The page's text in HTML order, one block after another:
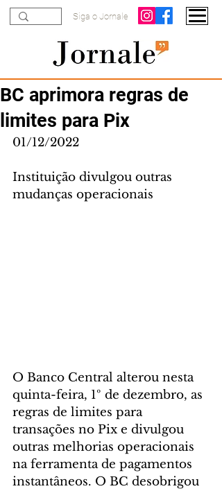
Siga o Jornale
BC aprimora regras de
limites para Pix
01/12/2022
Instituição divulgou outras
mudanças operacionais
O Banco Central alterou nesta
quinta-feira, 1º de dezembro, as
regras de limites para
transações no Pix e divulgou
outras melhorias operacionais
na ferramenta de pagamentos
instantâneos. O BC desobrigou